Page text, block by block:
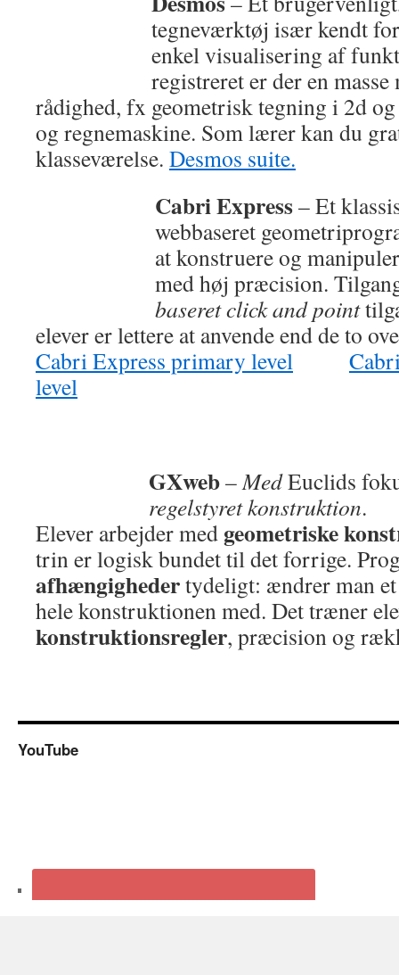
tegneværktøj især kendt
enkel visualisering af
registreret er der en
rådighed, fx geometrisk tegning i 2d
og regnemaskine. Som lærer kan du
klasseværelse. Desmos suite.
Cabri Express– Et
webbaseret
at konstruere og
med høj præcision.
baseret click and point
elever er lettere at anvende end de to
Cabri Express primary level
level
GXweb–MedEuclids
regelstyret konstruktion.
Elever arbejder med geometriske
trin er logisk bundet til det forrige.
afhængighedertydeligt: ændrer man
hele konstruktionen med. Det træner
konstruktionsregler, præcision og
YouTube